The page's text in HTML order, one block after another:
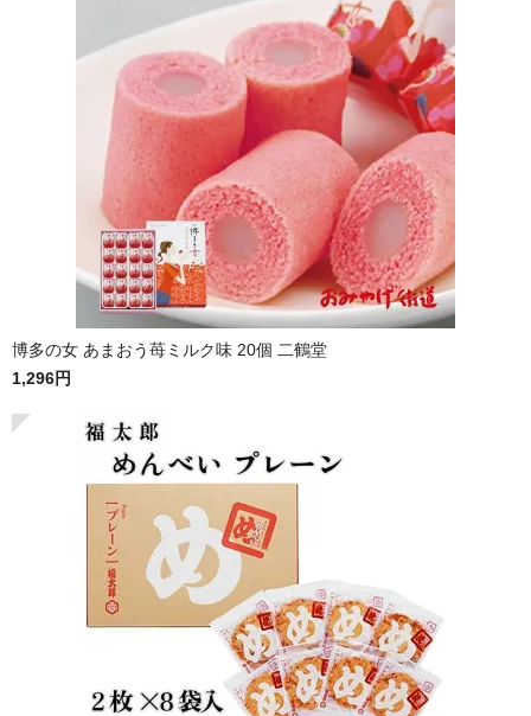
博多の女 あまおう苺ミルク味 20個 二鶴堂
1,296円